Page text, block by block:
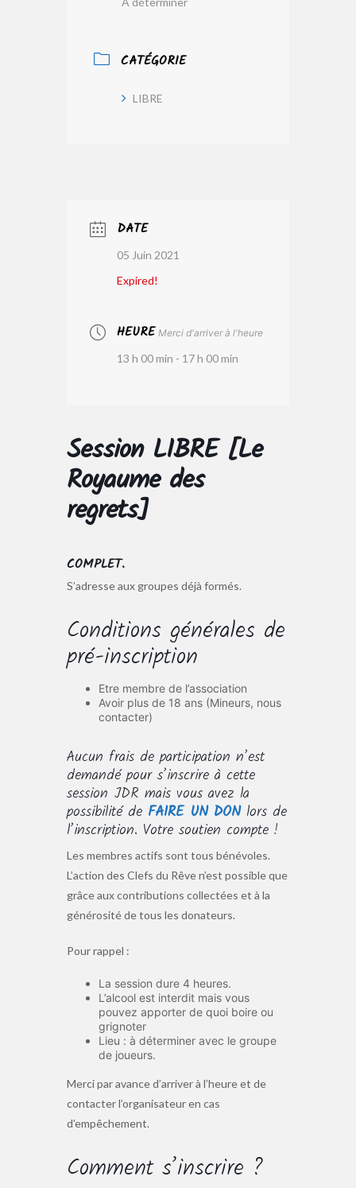
CATÉGORIE
LIBRE
DATE
05 Juin 2021
Expired!
HEURE Merci d'arriver à l'heure
13 h 00 min - 17 h 00 min
Session LIBRE [Le
Royaume des
regrets]
COMPLET.
S’adresse aux groupes déjà formés.
Conditions générales de
pré-inscription
Etre membre de l’association
Avoir plus de 18 ans (Mineurs, nous
contacter)
Aucun frais de participation n’est
demandé pour s’inscrire à cette
session JDR mais vous avez la
possibilité de FAIRE UN DON lors de
l’inscription. Votre soutien compte !
Les membres actifs sont tous bénévoles.
L’action des Clefs du Rêve n’est possible que
grâce aux contributions collectées et à la
générosité de tous les donateurs.
Pour rappel :
La session dure 4 heures.
L’alcool est interdit mais vous
pouvez apporter de quoi boire ou
grignoter
Lieu : à déterminer avec le groupe
de joueurs.
Merci par avance d’arriver à l’heure et de
contacter l’organisateur en cas
d’empêchement.
Comment s’inscrire ?